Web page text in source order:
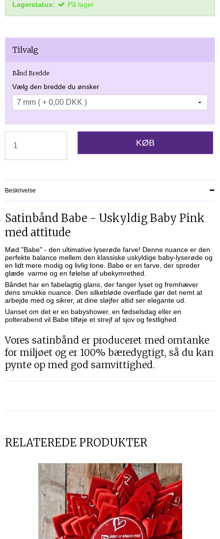
Lagerstatus: På lager
Tilvalg
Bånd Bredde
Vælg den bredde du ønsker
KØB
Beskrivelse
Satinbånd Babe - Uskyldig Baby Pink
med attitude
Mød "Babe" - den ultimative lyserøde farve! Denne nuance er den
perfekte balance mellem den klassiske uskyldige baby-lyserøde og
en lidt mere modig og livlig tone. Babe er en farve, der spreder
glæde varme og en følelse af ubekymrethed.
Båndet har en fabelagtig glans, der fanger lyset og fremhæver
dens smukke nuance. Den silkebløde overflade gør det nemt at
arbejde med og sikrer, at dine sløjfer altid ser elegante ud.
Uanset om det er en babyshower, en fødselsdag eller en
polterabend vil Babe tilføje et strejf af sjov og festlighed.
Vores satinbånd er produceret med omtanke
for miljøet og er 100% bæredygtigt, så du kan
pynte op med god samvittighed.
RELATEREDE PRODUKTER